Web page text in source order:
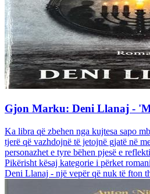
Gjon Marku: Deni Llanaj -
Ka libra që zbehen nga kujtesa sapo
tjerë që vazhdojnë të jetojnë gjatë në
personazhet e tyre bëhen pjesë e
Pikërisht kësaj kategorie i përket
Deni Llanaj - një vepër që nuk të fton